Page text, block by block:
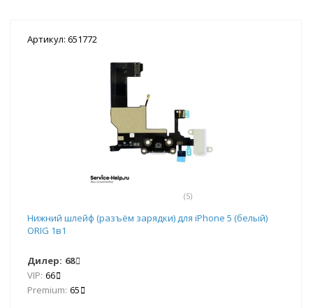
Артикул: 651772
(5)
Нижний шлейф (разъём зарядки) для iPhone 5 (белый)
ORIG 1в1
Дилер: 68
VIP: 66
Premium: 65